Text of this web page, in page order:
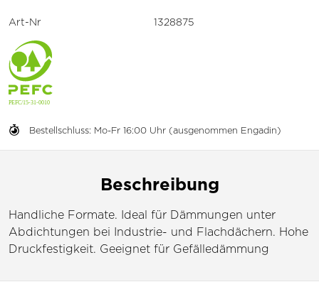
Bestellschluss: Mo-Fr 16:00 Uhr (ausgenommen Engadin)
Art-Nr 1328875
Beschreibung
Handliche Formate. Ideal für Dämmungen unter
Abdichtungen bei Industrie- und Flachdächern. Hohe
Druckfestigkeit. Geeignet für Gefälledämmung